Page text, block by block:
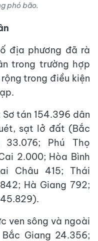
phó bão.
địa phương đã rà
trong trường hợp
trong điều kiện
Sơ tán 154.396 dân
sạt lở đất (Bắc
33.076; Phú Thọ
2.000; Hòa Bình
Châu 415; Thái
Hà Giang 792;
ven sông và ngoài
Giang 24.356;